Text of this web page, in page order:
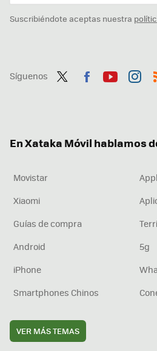
Suscribiéndote aceptas nuestra
Síguenos
En Xataka Móvil hablamos
Movistar
Xiaomi
Guías de compra
Android
5g
iPhone
Smartphones Chinos
VER MÁS TEMAS